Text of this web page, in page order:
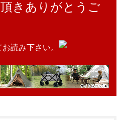
きありがとうご
読み下さい。